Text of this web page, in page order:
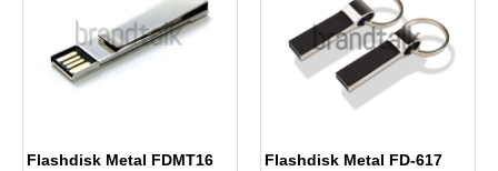
Flashdisk Metal FDMT16
Flashdisk Metal FD-617